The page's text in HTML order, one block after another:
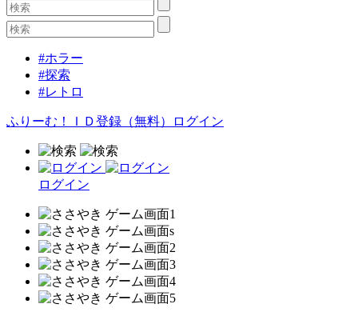
#ホラー
#探索
#レトロ
ふりーむ！ＩＤ登録（無料） ログイン
ログイン